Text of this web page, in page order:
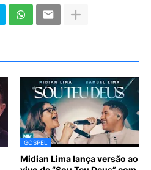
GOSPEL
Midian Lima lança versão ao